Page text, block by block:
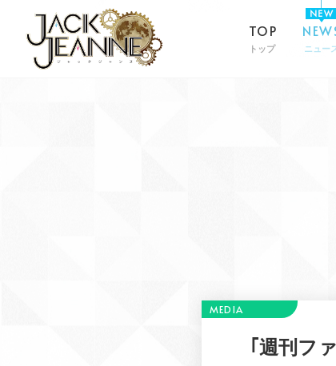
TOP
トップ ニュー
｢週刊フ